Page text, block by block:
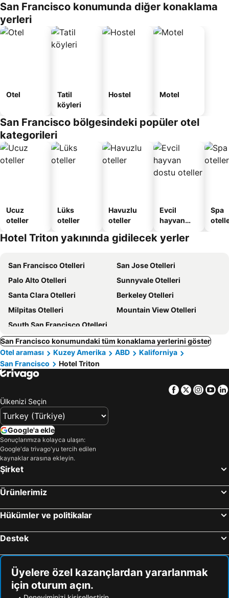
San Francisco konumunda diğer konaklama
yerleri
Otel
Tatil
köyleri
Hostel Motel
San Francisco bölgesindeki popüler otel
kategorileri
Ucuz
oteller
Lüks
oteller
Havuzlu
oteller
Evcil
hayvan
oteller
Spa
Hotel Triton yakınında gidilecek yerler
San Francisco Otelleri
San Jose Otelleri
Palo Alto Otelleri
Sunnyvale Otelleri
Santa Clara Otelleri
Berkeley Otelleri
Milpitas Otelleri
Mountain View Otelleri
South San Francisco Otelleri
San Francisco konumundaki tüm konaklama yerlerini göster
Otel araması
Kuzey Amerika ABD
Kaliforniya
San Francisco
Hotel Triton
Facebook
Twitter
Ülkenizi Seçin
Google'a ekle
Sonuçlarımıza kolayca ulaşın:
Google'da trivago'yu tercih edilen
kaynaklar arasına ekleyin.
Şirket
Ürünlerimiz
Hükümler ve politikalar
Destek
Üyelere özel kazançlardan yararlanmak
için oturum açın.